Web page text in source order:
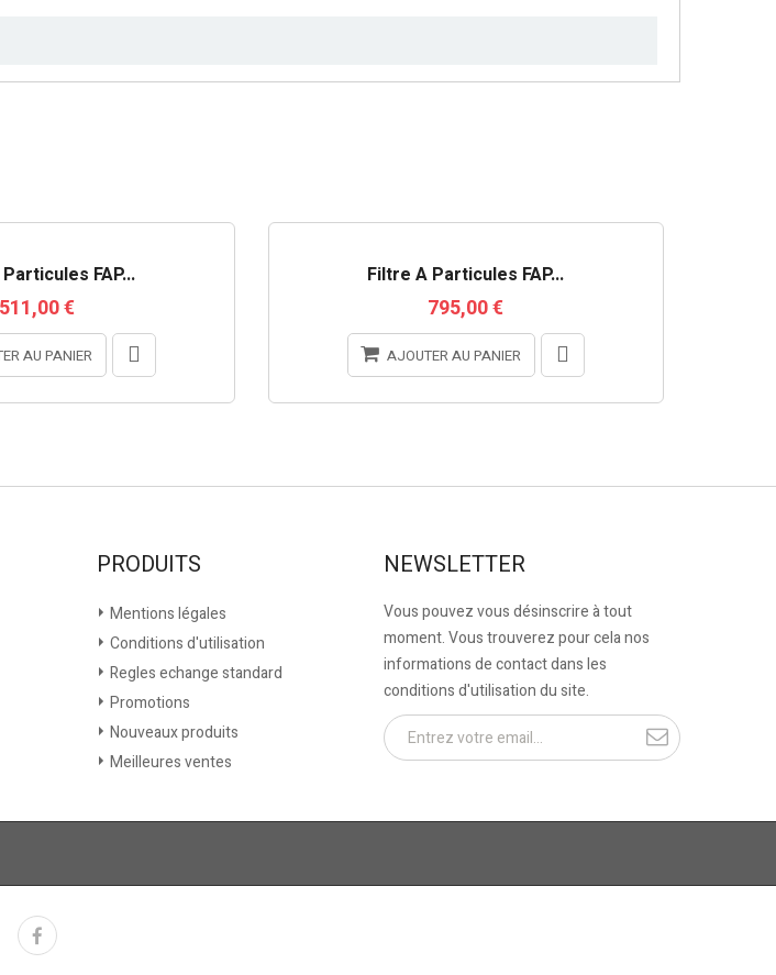
FAP...
511,00 €
AU PANIER
Filtre À Particules FAP...
795,00 €
AJOUTER AU PANIER
PRODUITS
Mentions légales
Conditions d'utilisation
Regles echange standard
Promotions
Nouveaux produits
Meilleures ventes
NEWSLETTER
Vous pouvez vous désinscrire à tout
moment. Vous trouverez pour cela nos
informations de contact dans les
conditions d'utilisation du site.